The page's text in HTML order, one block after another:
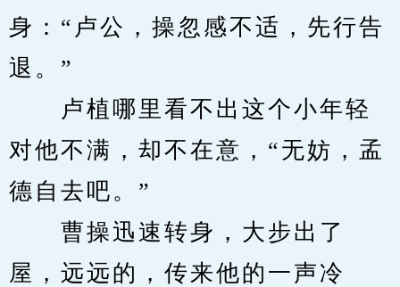
身：“卢公，操忽感不适，先行告
退。”
卢植哪里看不出这个小年轻
对他不满，却不在意，“无妨，孟
德自去吧。”
曹操迅速转身，大步出了
屋，远远的，传来他的一声冷